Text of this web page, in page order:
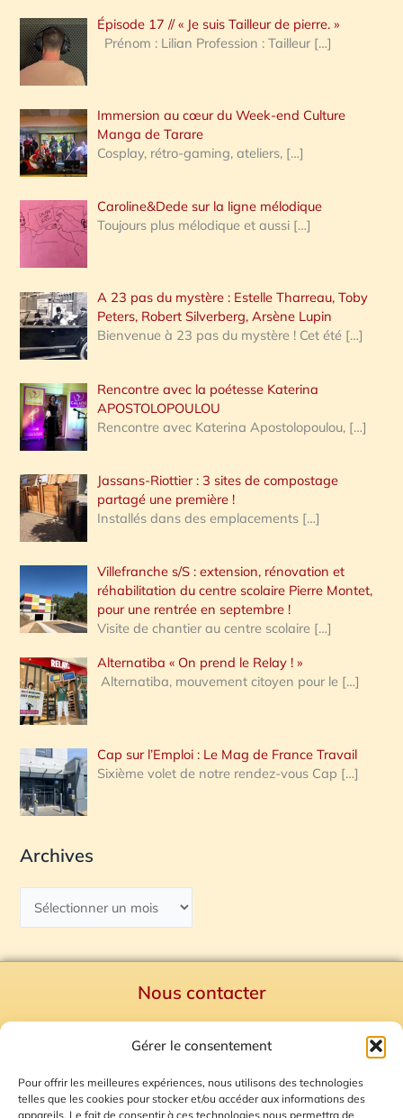
Gérer le consentement
Pour offrir les meilleures expériences, nous utilisons des technologies
telles que les cookies pour stocker et/ou accéder aux informations des
appareils. Le fait de consentir à ces technologies nous permettra de
h
e
:
Épisode 17 // « Je suis Tailleur de pierre. »
Prénom : Lilian Profession : Tailleur […]
Immersion au cœur du Week-end Culture
Manga de Tarare
Cosplay, rétro-gaming, ateliers, […]
Caroline&Dede sur la ligne mélodique
Toujours plus mélodique et aussi […]
A 23 pas du mystère : Estelle Tharreau, Toby
Peters, Robert Silverberg, Arsène Lupin
Bienvenue à 23 pas du mystère ! Cet été […]
Rencontre avec la poétesse Katerina
APOSTOLOPOULOU
Rencontre avec Katerina Apostolopoulou, […]
Jassans-Riottier : 3 sites de compostage
partagé une première !
Installés dans des emplacements […]
Villefranche s/S : extension, rénovation et
réhabilitation du centre scolaire Pierre Montet,
pour une rentrée en septembre !
Visite de chantier au centre scolaire […]
Alternatiba « On prend le Relay ! »
Alternatiba, mouvement citoyen pour le […]
Cap sur l’Emploi : Le Mag de France Travail
Sixième volet de notre rendez-vous Cap […]
Archives
Nous contacter
Mentions Légales
Plan du site